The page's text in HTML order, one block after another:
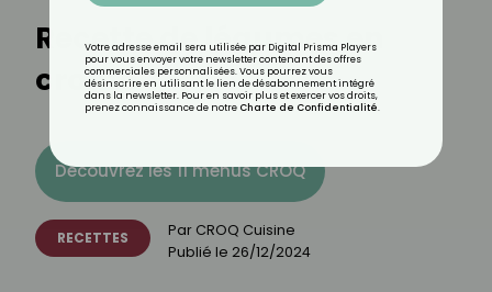
Recette de légumes en
croûte
Découvrez les 11 menus CROQ
RECETTES Par CROQ Cuisine
Publié le 26/12/2024
Votre adresse email sera utilisée par Digital Prisma Players
pour vous envoyer votre newsletter contenant des offres
commerciales personnalisées. Vous pourrez vous
désinscrire en utilisant le lien de désabonnement intégré
dans la newsletter. Pour en savoir plus et exercer vos droits,
prenez connaissance de notre Charte de Confidentialité.